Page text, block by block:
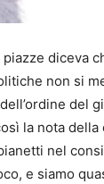
diceva
non si
del
la nota
nel
e siamo